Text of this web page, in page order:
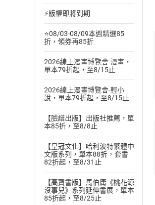
⚡版權即將到期
⭐08/03-08/09本週精選85
折，領券再85折
2026線上漫畫博覽會-漫畫，
單本79折起，至8/15止
2026線上漫畫博覽會-輕小
說，單本79折起，至8/15止
【臉譜出版】出版社推薦，單
本85折，至8/8止
【皇冠文化】哈利波特繁體中
文版系列，單本88折，套書
82折起，至8/31止
【高寶書版】馬伯庸《桃花源
沒事兒》系列延伸書展，單本
85折起，至8/25止